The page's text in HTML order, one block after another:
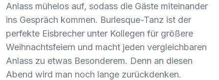
Anlass mühelos auf, sodass die Gäste miteinander
ins Gespräch kommen. Burlesque-Tanz ist der
perfekte Eisbrecher unter Kollegen für größere
Weihnachtsfeiern und macht jeden vergleichbaren
Anlass zu etwas Besonderem. Denn an diesen
Abend wird man noch lange zurückdenken.